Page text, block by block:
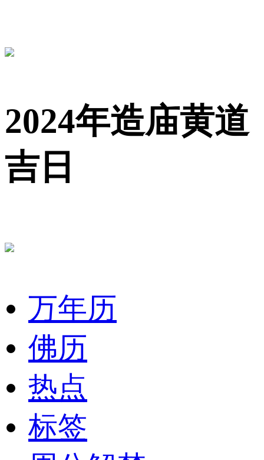
2024年造庙黄道
吉日
万年历
佛历
热点
标签